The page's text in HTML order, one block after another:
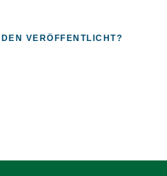
VERÖFFENTLICHT?